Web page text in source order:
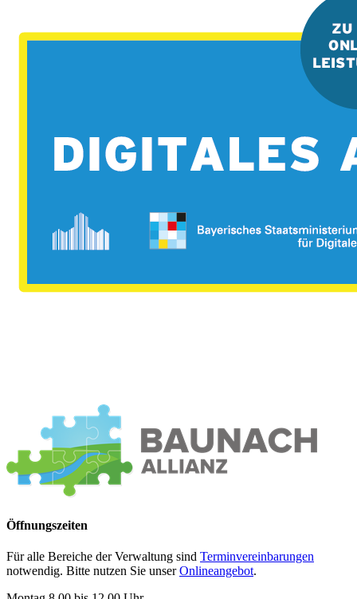
Öffnungszeiten
Für alle Bereiche der Verwaltung sind Terminvereinbarungen
notwendig. Bitte nutzen Sie unserOnlineangebot.